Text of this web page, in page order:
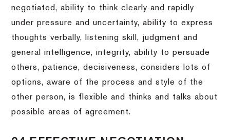
negotiated, ability to think clearly and rapidly
under pressure and uncertainty, ability to express
thoughts verbally, listening skill, judgment and
general intelligence, integrity, ability to persuade
others, patience, decisiveness, considers lots of
options, aware of the process and style of the
other person, is flexible and thinks and talks about
possible areas of agreement.